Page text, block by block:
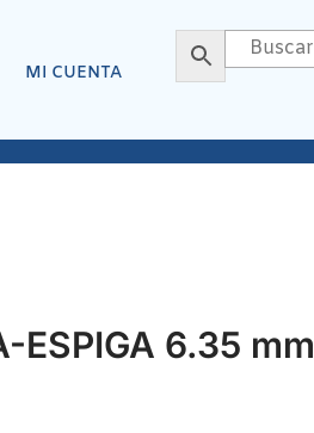
MI CUENTA
ESPIGA 6.35 mm